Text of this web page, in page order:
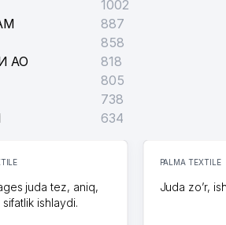
1002
887
858
АО
818
805
738
634
juda tez, aniq,
ishlaydi.
PALMA TEXTILE
Juda zo’r,